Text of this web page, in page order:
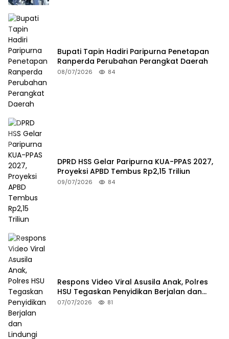
Bupati Tapin Hadiri Paripurna Penetapan
Ranperda Perubahan Perangkat Daerah
08/07/2026 84
DPRD HSS Gelar Paripurna KUA-PPAS 2027,
Proyeksi APBD Tembus Rp2,15 Triliun
09/07/2026 84
Respons Video Viral Asusila Anak, Polres
HSU Tegaskan Penyidikan Berjalan dan
Lindungi Korban
07/07/2026 81